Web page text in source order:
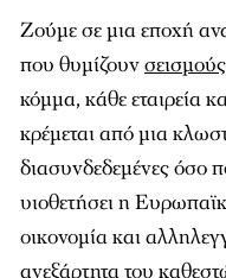
Ζούμε σε μια εποχή
που θυμίζουνσεισμούς
κόμμα, κάθε εταιρεία
κρέμεται από μια
διασυνδεδεμένες όσο
υιοθετήσει η
οικονομία και
ανεξάρτητα του